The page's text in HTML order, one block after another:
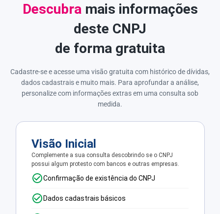
Descubra mais informações
deste CNPJ
de forma gratuita
Cadastre-se e acesse uma visão gratuita com histórico de dívidas,
dados cadastrais e muito mais. Para aprofundar a análise,
personalize com informações extras em uma consulta sob
medida.
Visão Inicial
Complemente a sua consulta descobrindo se o CNPJ
possui algum protesto com bancos e outras empresas.
Confirmação de existência do CNPJ
Dados cadastrais básicos